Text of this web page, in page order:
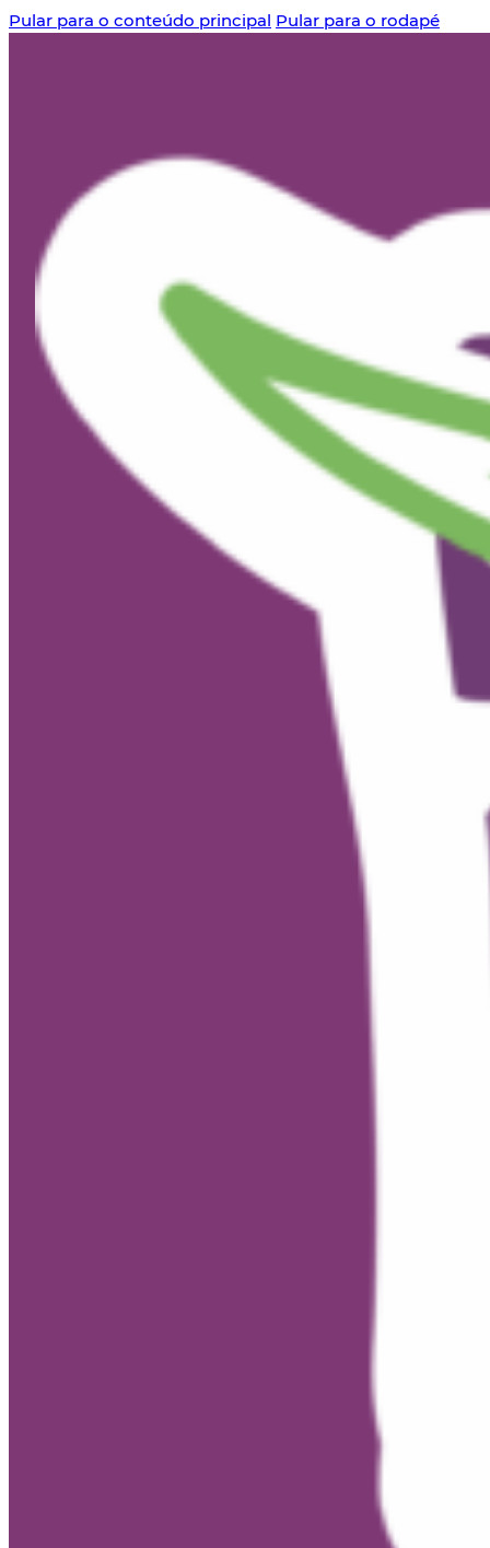
Pular para o conteúdo principal Pular para o rodapé